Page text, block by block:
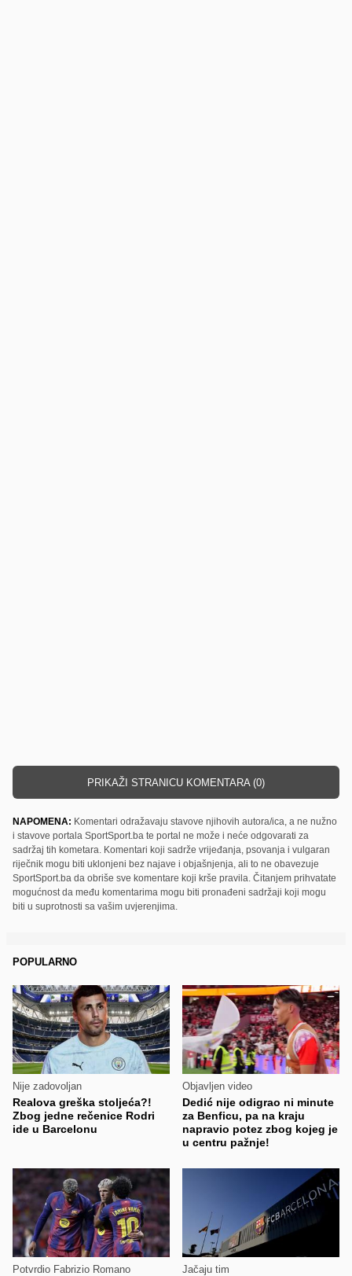
PRIKAŽI STRANICU KOMENTARA (0)
NAPOMENA: Komentari odražavaju stavove njihovih autora/ica, a ne nužno
i stavove portala SportSport.ba te portal ne može i neće odgovarati za
sadržaj tih kometara. Komentari koji sadrže vrijeđanja, psovanja i vulgaran
riječnik mogu biti uklonjeni bez najave i objašnjenja, ali to ne obavezuje
SportSport.ba da obriše sve komentare koji krše pravila. Čitanjem prihvatate
mogućnost da među komentarima mogu biti pronađeni sadržaji koji mogu
biti u suprotnosti sa vašim uvjerenjima.
POPULARNO
Nije zadovoljan
Realova greška stoljeća?!
Zbog jedne rečenice Rodri
ide u Barcelonu
Objavljen video
Dedić nije odigrao ni minute
za Benficu, pa na kraju
napravio potez zbog kojeg je
u centru pažnje!
Potvrdio Fabrizio Romano Jačaju tim